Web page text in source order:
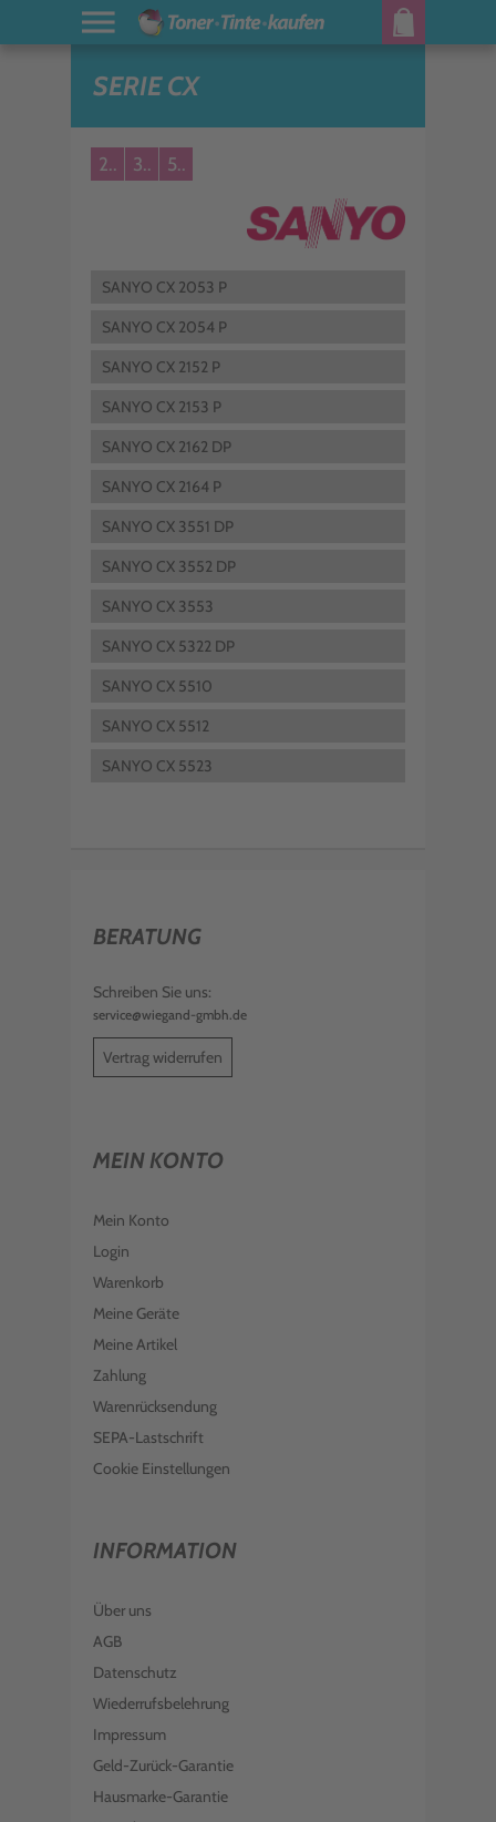
SERIE CX
2.. 3.. 5..
SANYO CX 2053 P
SANYO CX 2054 P
SANYO CX 2152 P
SANYO CX 2153 P
SANYO CX 2162 DP
SANYO CX 2164 P
SANYO CX 3551 DP
SANYO CX 3552 DP
SANYO CX 3553
SANYO CX 5322 DP
SANYO CX 5510
SANYO CX 5512
SANYO CX 5523
BERATUNG
Schreiben Sie uns:
service@wiegand-gmbh.de
Vertrag widerrufen
MEIN KONTO
Mein Konto
Login
Warenkorb
Meine Geräte
Meine Artikel
Zahlung
Warenrücksendung
SEPA-Lastschrift
Cookie Einstellungen
INFORMATION
Über uns
AGB
Datenschutz
Wiederrufsbelehrung
Impressum
Geld-Zurück-Garantie
Hausmarke-Garantie